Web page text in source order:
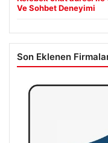
Ve Sohbet Deneyimi
Son Eklenen